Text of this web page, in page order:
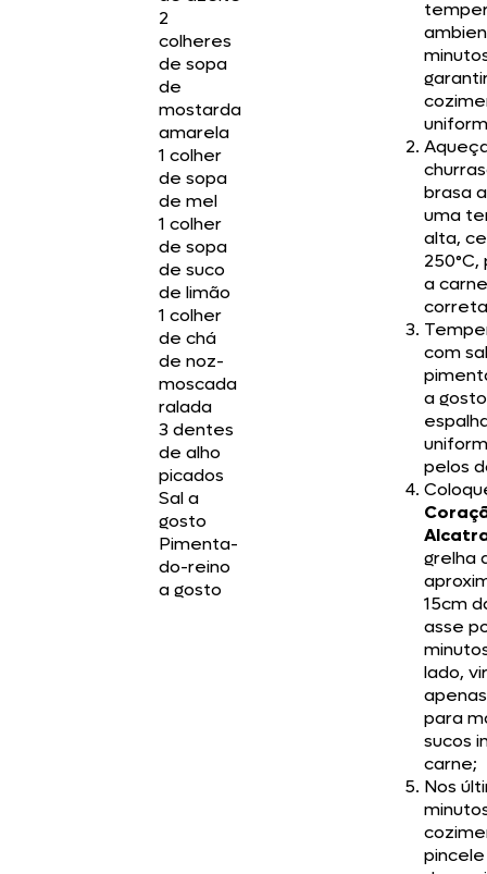
2
colheres
de sopa
de
mostarda
amarela
1 colher
de sopa
de mel
1 colher
de sopa
de suco
de limão
1 colher
de chá
de noz-
moscada
ralada
3 dentes
de alho
picados
Sal a
gosto
Pimenta-
do-reino
a gosto
brasa
uma
alta,
a carne
com
a
pelos
grelha
15cm
asse
lado,
para
sucos
carne;
Nos